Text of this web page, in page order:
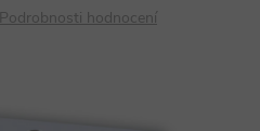
Podrobnosti hodnocení